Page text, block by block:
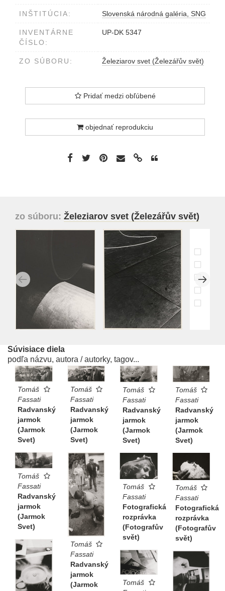
INŠTITÚCIA: Slovenská národná galéria, SNG
INVENTÁRNE
ČÍSLO:
UP-DK 5347
ZO SÚBORU: Železiarov svet (Železářův svět)
Pridať medzi obľúbené
objednať reprodukciu
zo súboru: Železiarov svet (Železářův svět)
Súvisiace diela
podľa názvu, autora / autorky, tagov...
Tomáš
Fassati
Radvanský
jarmok
(Jarmok
Svet)
Tomáš
Fassati
Radvanský
jarmok
(Jarmok
Svet)
Tomáš
Fassati
Radvanský
jarmok
(Jarmok
Svet)
Tomáš
Fassati
Radvanský
jarmok
(Jarmok
Svet)
Tomáš
Fassati
Radvanský
jarmok
(Jarmok
Svet)
Tomáš
Fassati
Radvanský
jarmok
(Jarmok
Tomáš
Fassati
Fotografická
rozprávka
(Fotografův
svět)
Tomáš
Fassati
Fotografická
rozprávka
(Fotografův
svět)
Tomáš